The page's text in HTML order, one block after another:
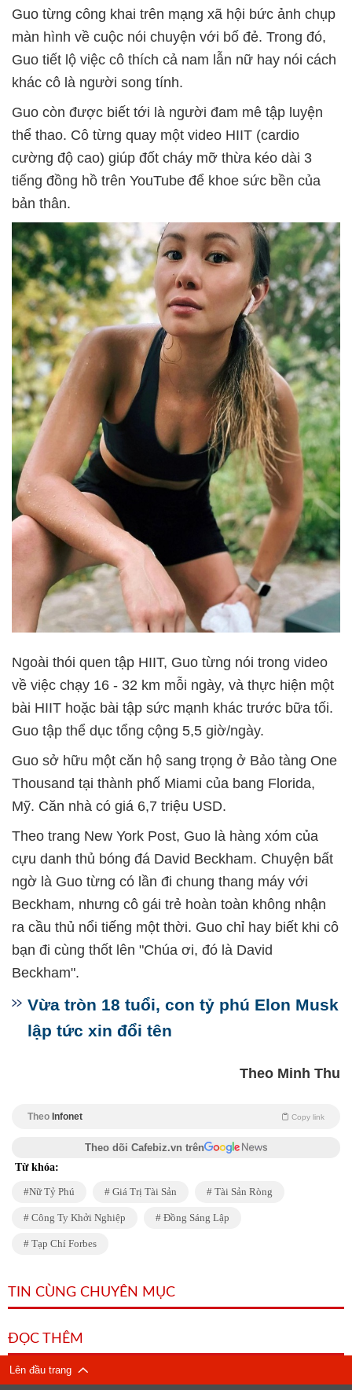
Guo từng công khai trên mạng xã hội bức ảnh chụp
màn hình về cuộc nói chuyện với bố đẻ. Trong đó,
Guo tiết lộ việc cô thích cả nam lẫn nữ hay nói cách
khác cô là người song tính.
Guo còn được biết tới là người đam mê tập luyện
thể thao. Cô từng quay một video HIIT (cardio
cường độ cao) giúp đốt cháy mỡ thừa kéo dài 3
tiếng đồng hồ trên YouTube để khoe sức bền của
bản thân.
Ngoài thói quen tập HIIT, Guo từng nói trong video
về việc chạy 16 - 32 km mỗi ngày, và thực hiện một
bài HIIT hoặc bài tập sức mạnh khác trước bữa tối.
Guo tập thể dục tổng cộng 5,5 giờ/ngày.
Guo sở hữu một căn hộ sang trọng ở Bảo tàng One
Thousand tại thành phố Miami của bang Florida,
Mỹ. Căn nhà có giá 6,7 triệu USD.
Theo trang New York Post, Guo là hàng xóm của
cựu danh thủ bóng đá David Beckham. Chuyện bất
ngờ là Guo từng có lần đi chung thang máy với
Beckham, nhưng cô gái trẻ hoàn toàn không nhận
ra cầu thủ nổi tiếng một thời. Guo chỉ hay biết khi cô
bạn đi cùng thốt lên "Chúa ơi, đó là David
Beckham".
Vừa tròn 18 tuổi, con tỷ phú Elon Musk
lập tức xin đổi tên
Theo Minh Thu
Theo Infonet Copy link
Theo dõi Cafebiz.vn trên
Từ khóa:
Nữ Tỷ Phú Giá Trị Tài Sản Tài Sản Ròng
Công Ty Khởi Nghiệp Đồng Sáng Lập
Tạp Chí Forbes
TIN CÙNG CHUYÊN MỤC
ĐỌC THÊM
Lên đầu trang